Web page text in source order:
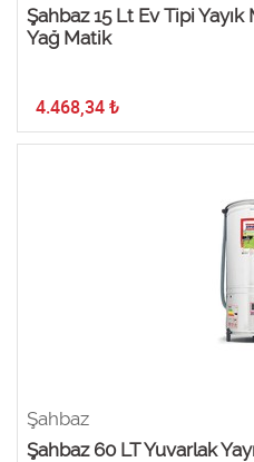
Şahbaz 15 Lt Ev Tipi
Yağ Matik
4.468,34 ₺
Şahbaz
Şahbaz 60 LT Yuvarlak